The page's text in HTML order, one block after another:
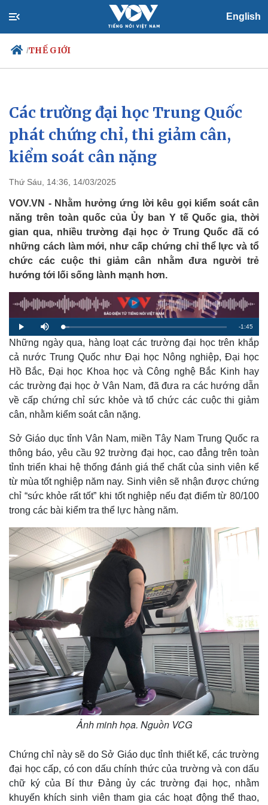
English
/THẾ GIỚI
Chính trị
Đảng
Tổ chức nhân sự
Quốc hội
Xã hội
Tin 24h
Dự báo thời tiết
Giáo dục
Dấu ấn VOV
Các trường đại học Trung Quốc
phát chứng chỉ, thi giảm cân,
kiểm soát cân nặng
Thứ Sáu, 14:36, 14/03/2025
VOV.VN - Nhằm hưởng ứng lời kêu gọi kiểm soát cân
năng trên toàn quốc của Ủy ban Y tế Quốc gia, thời
gian qua, nhiều trường đại học ở Trung Quốc đã có
những cách làm mới, như cấp chứng chỉ thể lực và tổ
chức các cuộc thi giảm cân nhằm đưa người trẻ
hướng tới lối sống lành mạnh hơn.
P
l
a
y
M
u
t
e
L
o
a
d
d
3
.
9
0
R
e
i
i
n
g
-1:45
Những ngày qua, hàng loạt các trường đại học trên khắp
cả nước Trung Quốc như Đại học Nông nghiệp, Đại học
Hồ Bắc, Đại học Khoa học và Công nghệ Bắc Kinh hay
các trường đại học ở Vân Nam, đã đưa ra các hướng dẫn
về cấp chứng chỉ sức khỏe và tổ chức các cuộc thi giảm
cân, nhằm kiểm soát cân nặng.
Sở Giáo dục tỉnh Vân Nam, miền Tây Nam Trung Quốc ra
thông báo, yêu cầu 92 trường đại học, cao đẳng trên toàn
tỉnh triển khai hệ thống đánh giá thể chất của sinh viên kể
từ mùa tốt nghiệp năm nay. Sinh viên sẽ nhận được chứng
chỉ “sức khỏe rất tốt” khi tốt nghiệp nếu đạt điểm từ 80/100
trong các bài kiểm tra thể lực hàng năm.
Ảnh minh họa. Nguồn VCG
Chứng chỉ này sẽ do Sở Giáo dục tỉnh thiết kế, các trường
đại học cấp, có con dấu chính thức của trường và con dấu
chữ ký của Bí thư Đảng ủy các trường đại học, nhằm
khuyến khích sinh viên tham gia các hoạt động thể thao,